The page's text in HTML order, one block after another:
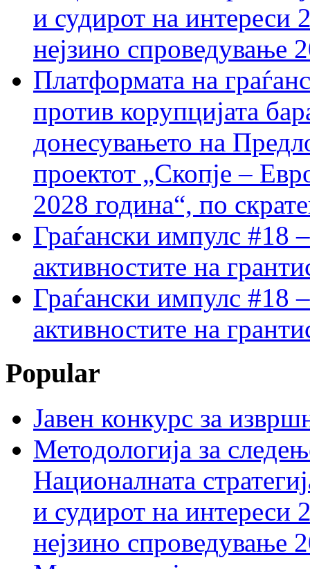
и судирот на интереси
нејзино спроведување
Платформата на
против корупцијата
донесувањето на
проектот „Скопје –
2028 година“, по
Граѓански импулс #18
активностите на
Граѓански импулс #18
активностите на
Popular
Јавен конкурс за
Методологија за
Националната
и судирот на интереси
нејзино спроведување